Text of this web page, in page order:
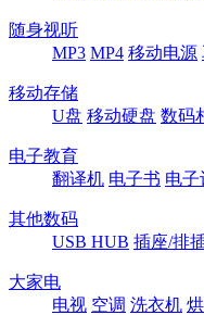
随身视听
MP3 MP4 移动电源
移动存储
U盘 移动硬盘 数码
电子教育
翻译机 电子书 电子
其他数码
USB HUB 插座/排
大家电
电视 空调 洗衣机